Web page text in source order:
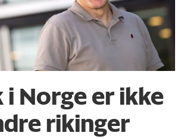
Norge er ikke
rikinger